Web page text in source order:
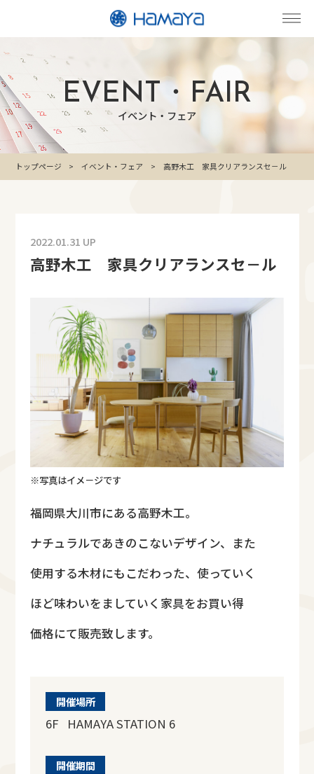
EVENT・FAIR
イベント・フェア
トップページ イベント・フェア 高野木工 家具クリアランスセ－ル
2022.01.31 UP
高野木工 家具クリアランスセ－ル
※写真はイメ－ジです
福岡県大川市にある高野木工。
ナチュラルであきのこないデザイン、また
使用する木材にもこだわった、使っていく
ほど味わいをましていく家具をお買い得
価格にて販売致します。
開催場所
6F HAMAYA STATION 6
開催期間